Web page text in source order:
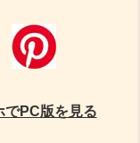
でPC版を見る